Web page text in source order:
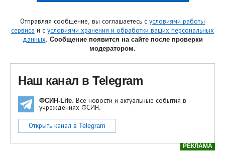
Отправляя сообщение, вы соглашаетесь с условиями работы
сервиса и с условиями хранения и обработки ваших персональных
данных. Сообщение появится на сайте после проверки
модератором.
Наш канал в Telegram
ФСИН-Life. Все новости и актуальные события в
учреждениях ФСИН.
Открыть канал в Telegram
РЕКЛАМА